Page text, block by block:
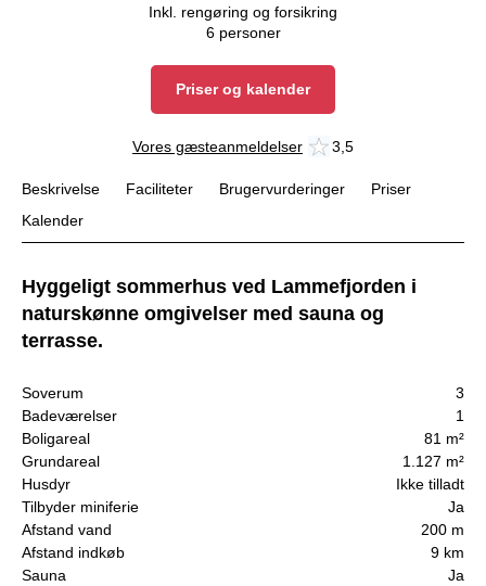
Inkl. rengøring og forsikring
6 personer
Priser og kalender
Vores gæsteanmeldelser 3,5
Beskrivelse Faciliteter Brugervurderinger
Priser
Kalender
Hyggeligt sommerhus ved Lammefjorden i
naturskønne omgivelser med sauna og
terrasse.
Soverum
3
Badeværelser
1
Boligareal
81 m²
Grundareal
1.127 m²
Husdyr
Ikke tilladt
Tilbyder miniferie
Ja
Afstand vand
200 m
Afstand indkøb
9 km
Sauna
Ja